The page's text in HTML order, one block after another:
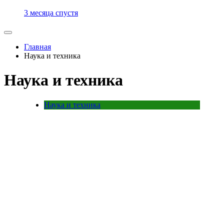
3 месяца спустя
Главная
Наука и техника
Наука и техника
Наука и техника